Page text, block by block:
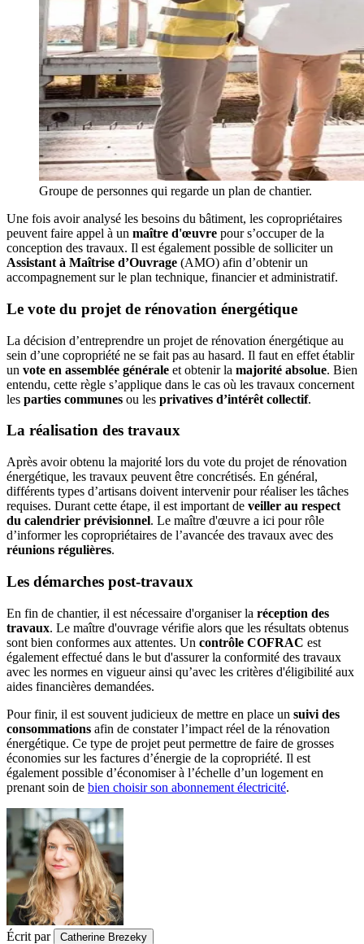
Groupe de personnes qui regarde un plan de chantier.
Une fois avoir analysé les besoins du bâtiment, les copropriétaires
peuvent faire appel à un maître d'œuvre pour s’occuper de la
conception des travaux. Il est également possible de solliciter un
Assistant à Maîtrise d’Ouvrage (AMO) afin d’obtenir un
accompagnement sur le plan technique, financier et administratif.
Le vote du projet de rénovation énergétique
La décision d’entreprendre un projet de rénovation énergétique au
sein d’une copropriété ne se fait pas au hasard. Il faut en effet établir
un vote en assemblée générale et obtenir la majorité absolue. Bien
entendu, cette règle s’applique dans le cas où les travaux concernent
les parties communes ou les privatives d’intérêt collectif.
La réalisation des travaux
Après avoir obtenu la majorité lors du vote du projet de rénovation
énergétique, les travaux peuvent être concrétisés. En général,
différents types d’artisans doivent intervenir pour réaliser les tâches
requises. Durant cette étape, il est important de veiller au respect
du calendrier prévisionnel. Le maître d'œuvre a ici pour rôle
d’informer les copropriétaires de l’avancée des travaux avec des
réunions régulières.
Les démarches post-travaux
En fin de chantier, il est nécessaire d'organiser la réception des
travaux. Le maître d'ouvrage vérifie alors que les résultats obtenus
sont bien conformes aux attentes. Un contrôle COFRAC est
également effectué dans le but d'assurer la conformité des travaux
avec les normes en vigueur ainsi qu’avec les critères d'éligibilité aux
aides financières demandées.
Pour finir, il est souvent judicieux de mettre en place un suivi des
consommations afin de constater l’impact réel de la rénovation
énergétique. Ce type de projet peut permettre de faire de grosses
économies sur les factures d’énergie de la copropriété. Il est
également possible d’économiser à l’échelle d’un logement en
prenant soin de bien choisir son abonnement électricité.
Écrit par Catherine Brezeky